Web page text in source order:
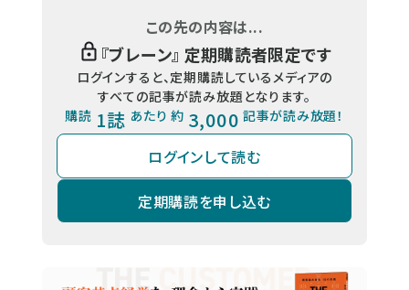
この先の内容は...
『ブレーン』 定期購読者限定です
ログインすると、定期購読しているメディアの
すべての記事が読み放題となります。
購読 1誌 あたり 約 3,000 記事が読み放題！
ログインして読む
定期購読を申し込む